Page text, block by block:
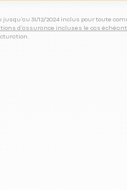
jusqu’au 31/12/2024 inclus pour toute
d’assurance incluses le cas échéant